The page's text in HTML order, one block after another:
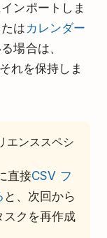
ンポートしま
は カレンダー
場合は、
れを保持しま
エンススペシ
直接CSV フ
と、次回から
スクを再作成